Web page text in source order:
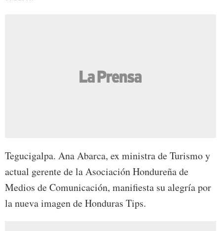
Tegucigalpa. Ana Abarca, ex ministra de Turismo y
actual gerente de la Asociación Hondureña de
Medios de Comunicación, manifiesta su alegría por
la nueva imagen de Honduras Tips.